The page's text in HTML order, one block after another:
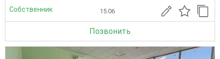
Собственник 15.06
Позвонить